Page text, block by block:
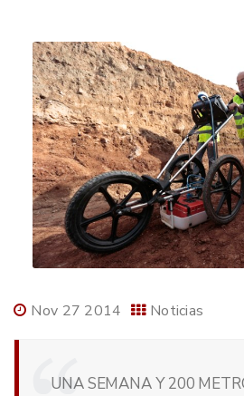
Nov 27 2014 Noticias
UNA SEMANA Y 200